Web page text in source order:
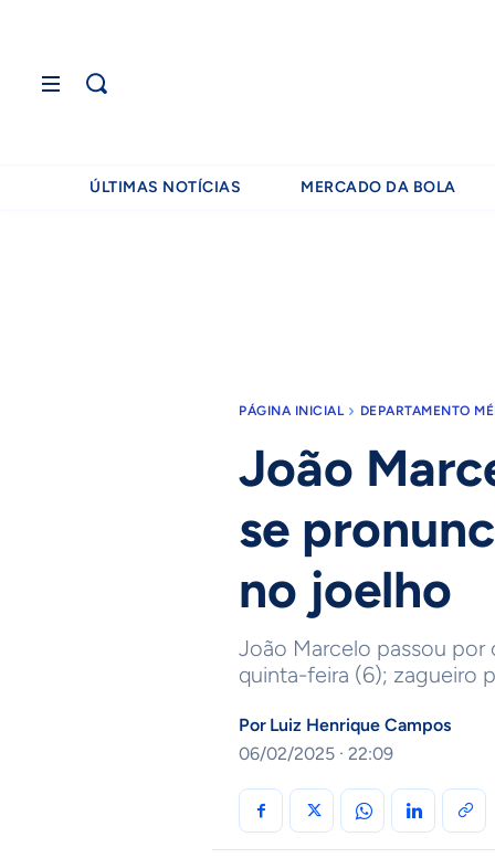
ÚLTIMAS NOTÍCIAS MERCADO DA BOLA
PÁGINA INICIAL DEPARTAMENTO
João
se
no joelho
João Marcelo passou
quinta-feira (6); zagueiro
Por Luiz Henrique Campos
06/02/2025 · 22:09